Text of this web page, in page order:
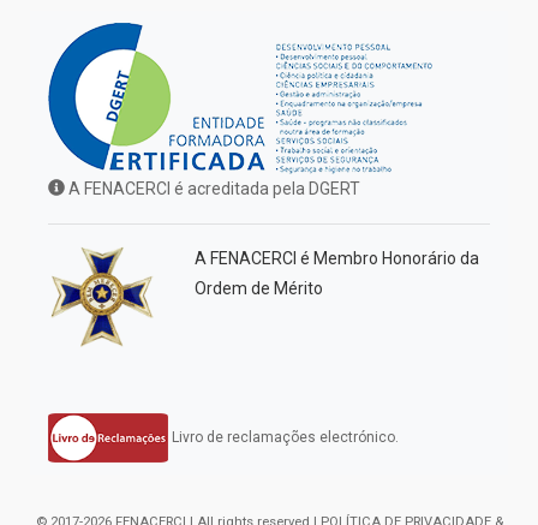
A FENACERCI é acreditada pela DGERT
A FENACERCI é Membro Honorário da
Ordem de Mérito
Livro de reclamações electrónico.